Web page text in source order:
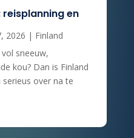
en
2026 | Finland
sneeuw,
kou? Dan is Finland
over na te